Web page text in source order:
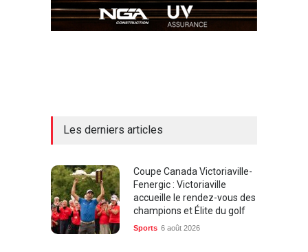
Les derniers articles
Coupe Canada Victoriaville-
Fenergic : Victoriaville
accueille le rendez-vous des
champions et Élite du golf
Sports 6 août 2026